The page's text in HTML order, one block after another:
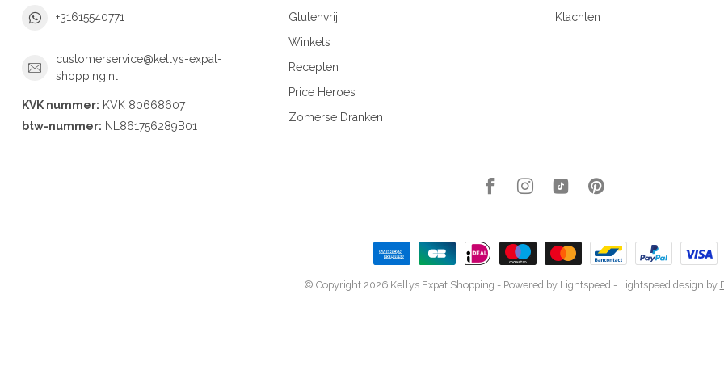
+31615540771
customerservice@kellys-expat-
shopping.nl
KVK nummer: KVK 80668607
btw-nummer: NL861756289B01
Glutenvrij
Winkels
Recepten
Price Heroes
Zomerse Dranken
Klachten
© Copyright 2026 Kellys Expat Shopping - Powered by Lightspeed - Lightspeed design by